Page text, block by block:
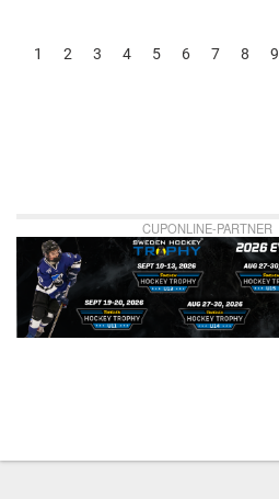
1 2 3 4 5 6 7 8 9
CUPONLINE-PARTNER